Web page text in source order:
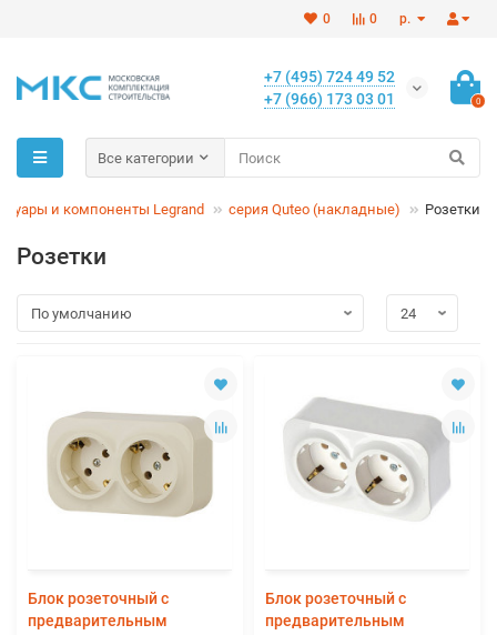
р.
0
0
+7 (495) 724 49 52
+7 (966) 173 03 01
0
Все категории
и компоненты Legrand серия Quteo (накладные) Розетки
Розетки
Блок розеточный с
предварительным
Блок розеточный с
предварительным